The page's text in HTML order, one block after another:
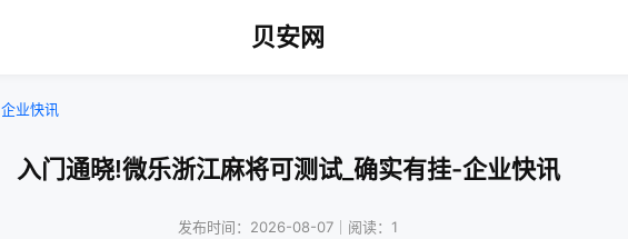
贝安网
企业快讯
入门通晓!微乐浙江麻将可测试_确实有挂-企业快讯
发布时间：2026-08-07｜阅读：1